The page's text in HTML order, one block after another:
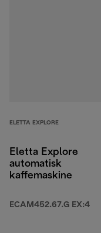
ELETTA EXPLORE
Eletta Explore
automatisk
kaffemaskine
ECAM452.67.G EX:4